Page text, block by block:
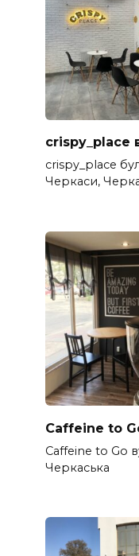
crispy_place
crispy_place
Черкаси,
Caffeine to
Caffeine to Go
Черкаська